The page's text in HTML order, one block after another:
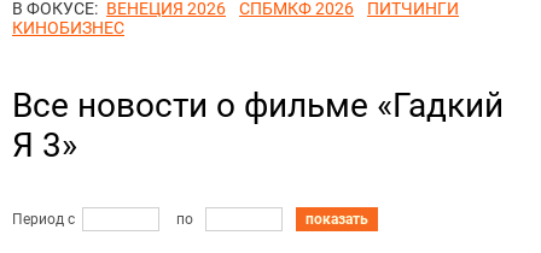
В ФОКУСЕ: ВЕНЕЦИЯ 2026 СПБМКФ 2026
ПИТЧИНГИ
КИНОБИЗНЕС
Все новости о фильме «Гадкий
Я 3»
Период с по показать